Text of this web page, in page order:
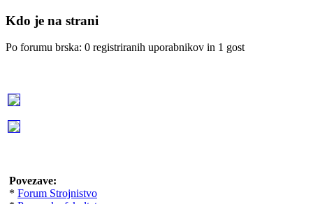
Kdo je na strani
Po forumu brska: 0 registriranih uporabnikov in 1 gost
Povezave:
* Forum Strojnistvo